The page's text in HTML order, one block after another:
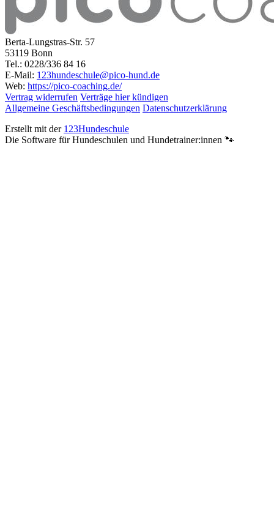
Berta-Lungstras-Str. 57
53119 Bonn
Tel.: 0228/336 84 16
E-Mail: 123hundeschule@pico-hund.de
Web: https://pico-coaching.de/
Vertrag widerrufen Verträge hier kündigen
Allgemeine Geschäftsbedingungen Datenschutzerklärung
Erstellt mit der 123Hundeschule
Die Software für Hundeschulen und Hundetrainer:innen 🐾